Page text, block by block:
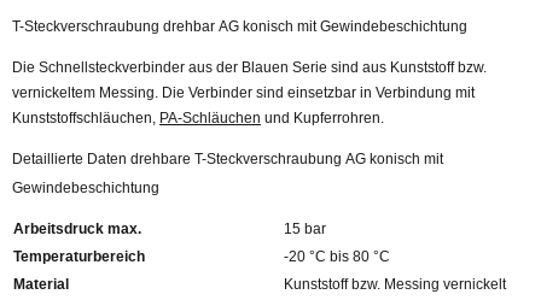
T-Steckverschraubung drehbar AG konisch mit Gewindebeschichtung
Die Schnellsteckverbinder aus der Blauen Serie sind aus Kunststoff bzw.
vernickeltem Messing. Die Verbinder sind einsetzbar in Verbindung mit
Kunststoffschläuchen, PA-Schläuchen und Kupferrohren.
Detaillierte Daten drehbare T-Steckverschraubung AG konisch mit
Gewindebeschichtung
Arbeitsdruck max.
15 bar
Temperaturbereich
-20 °C bis 80 °C
Material
Kunststoff bzw. Messing vernickelt